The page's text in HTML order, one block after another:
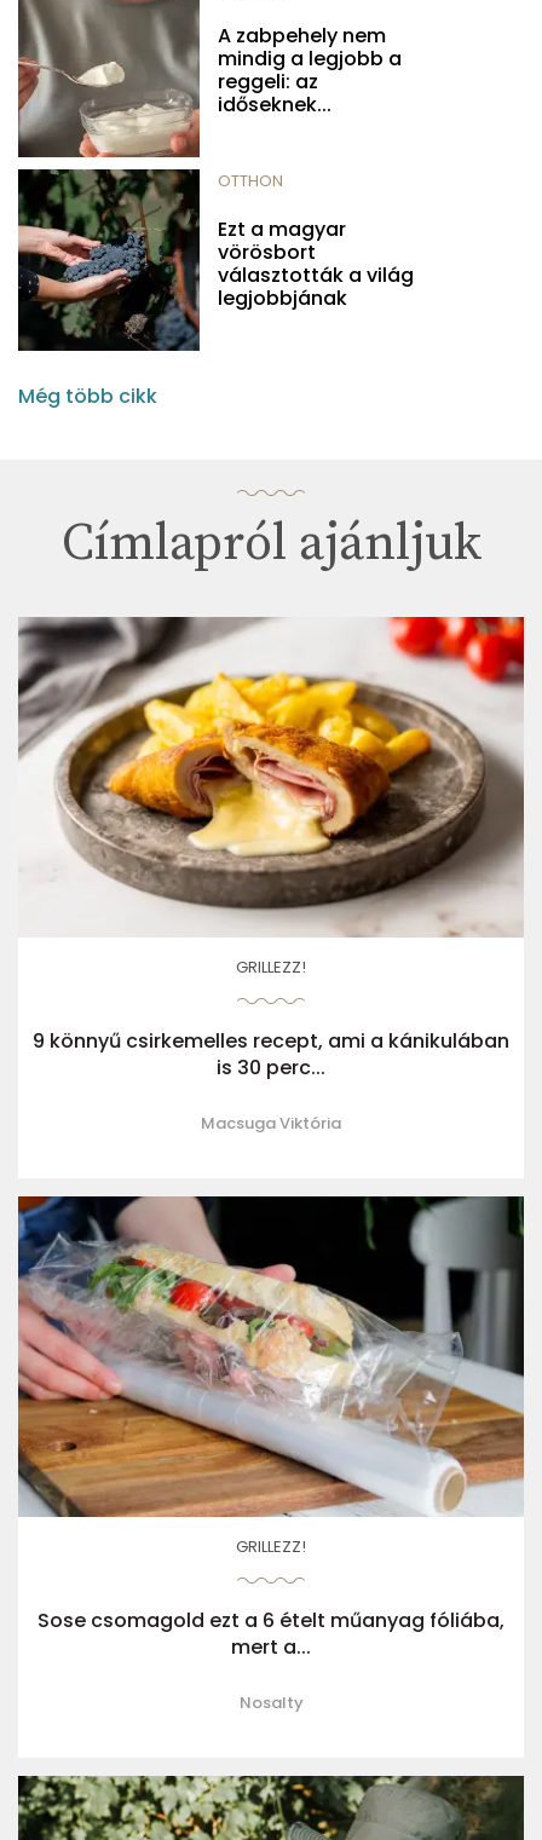
A zabpehely nem
mindig a legjobb a
reggeli: az
időseknek...
OTTHON
Ezt a magyar
vörösbort
választották a világ
legjobbjának
Még több cikk
Címlapról ajánljuk
GRILLEZZ!
9 könnyű csirkemelles recept, ami a kánikulában
is 30 perc...
Macsuga Viktória
GRILLEZZ!
Sose csomagold ezt a 6 ételt műanyag fóliába,
mert a...
Nosalty